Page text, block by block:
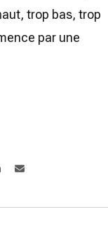
trop bas, trop
par une